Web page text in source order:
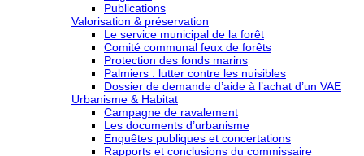
Publications
Valorisation & préservation
Le service municipal de la forêt
Comité communal feux de forêts
Protection des fonds marins
Palmiers : lutter contre les nuisibles
Dossier de demande d’aide à l’achat d’un VAE
Urbanisme & Habitat
Campagne de ravalement
Les documents d’urbanisme
Enquêtes publiques et concertations
Rapports et conclusions du commissaire